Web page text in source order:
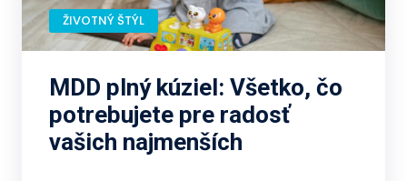
ŽIVOTNÝ ŠTÝL
MDD plný kúziel: Všetko, čo
potrebujete pre radosť
vašich najmenších